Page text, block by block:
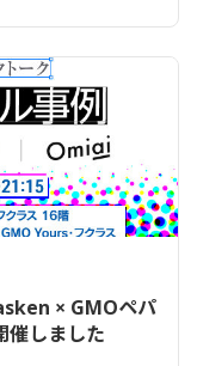
× GMOペパ
催しました